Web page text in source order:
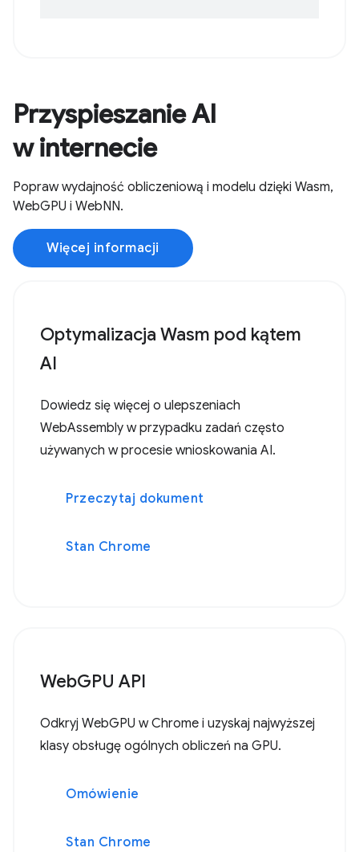
Przyspieszanie AI
w internecie
Popraw wydajność obliczeniową i modelu dzięki Wasm,
WebGPU i WebNN.
Więcej informacji
Optymalizacja Wasm pod kątem
AI
Dowiedz się więcej o ulepszeniach
WebAssembly w przypadku zadań często
używanych w procesie wnioskowania AI.
Przeczytaj dokument
Stan Chrome
WebGPU API
Odkryj WebGPU w Chrome i uzyskaj najwyższej
klasy obsługę ogólnych obliczeń na GPU.
Omówienie
Stan Chrome